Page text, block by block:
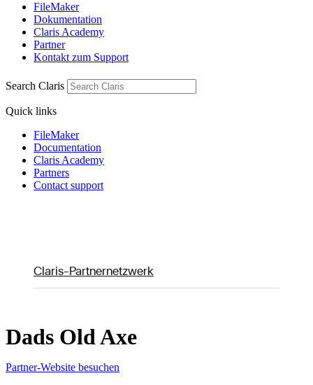
FileMaker
Dokumentation
Claris Academy
Partner
Kontakt zum Support
Search Claris
Quick links
FileMaker
Documentation
Claris Academy
Partners
Contact support
Claris-Partnernetzwerk
Dads Old Axe
Partner-Website besuchen